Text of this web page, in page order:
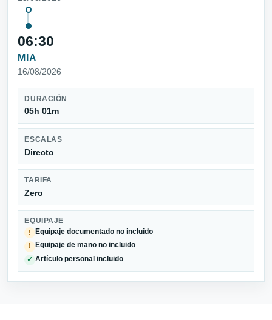
06:30
MIA
16/08/2026
DURACIÓN
05h 01m
ESCALAS
Directo
TARIFA
Zero
EQUIPAJE
!
Equipaje documentado no incluido
! Equipaje de mano no incluido
✓ Artículo personal incluido